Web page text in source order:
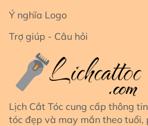
Ý nghĩa Logo
Trợ giúp - Câu hỏi
Lịch Cắt Tóc cung cấp thông
tóc đẹp và may mắn theo tuổi,